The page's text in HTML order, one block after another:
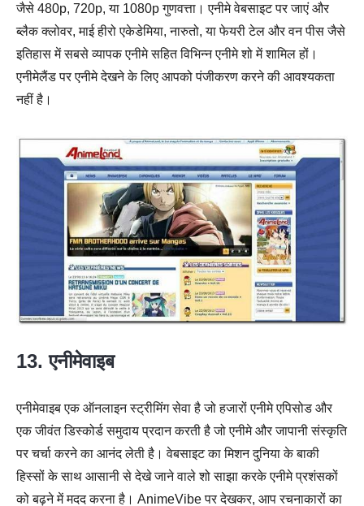
जैसे 480p, 720p, या 1080p गुणवत्ता। एनीमे वेबसाइट पर जाएं और
ब्लैक क्लोवर, माई हीरो एकेडेमिया, नारुतो, या फेयरी टेल और वन पीस जैसे
इतिहास में सबसे व्यापक एनीमे सहित विभिन्न एनीमे शो में शामिल हों।
एनीमेलैंड पर एनीमे देखने के लिए आपको पंजीकरण करने की आवश्यकता
नहीं है।
13. एनीमेवाइब
एनीमेवाइब एक ऑनलाइन स्ट्रीमिंग सेवा है जो हजारों एनीमे एपिसोड और
एक जीवंत डिस्कोर्ड समुदाय प्रदान करती है जो एनीमे और जापानी संस्कृति
पर चर्चा करने का आनंद लेती है। वेबसाइट का मिशन दुनिया के बाकी
हिस्सों के साथ आसानी से देखे जाने वाले शो साझा करके एनीमे प्रशंसकों
को बढ़ने में मदद करना है। AnimeVibe पर देखकर, आप रचनाकारों का